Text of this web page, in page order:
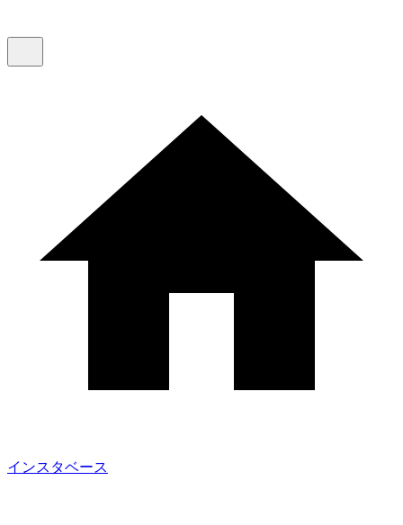
インスタベース